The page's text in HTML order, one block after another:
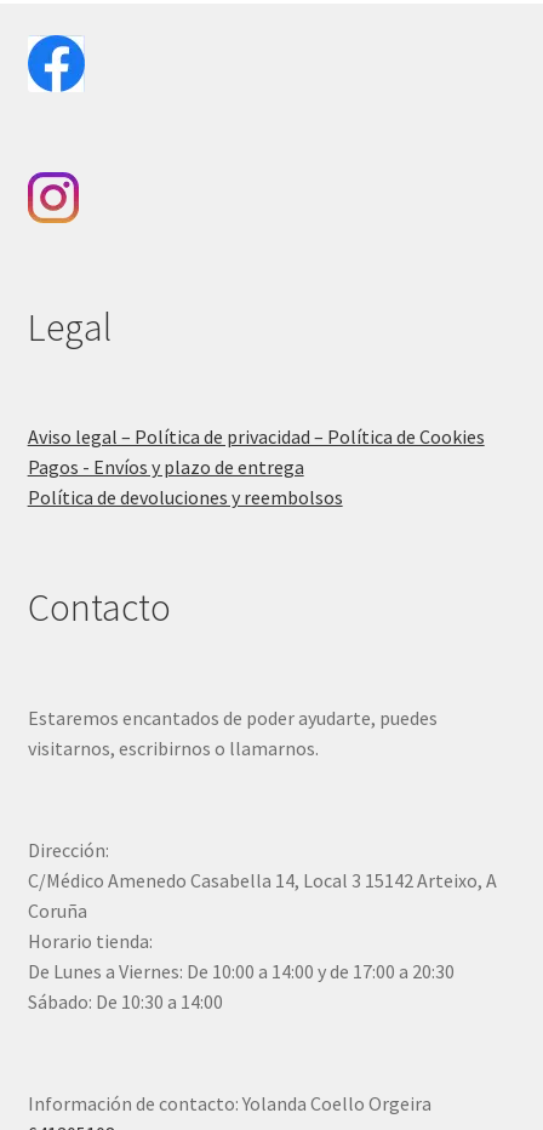
Legal
Aviso legal – Política de privacidad – Política de Cookies
Pagos - Envíos y plazo de entrega
Política de devoluciones y reembolsos
Contacto
Estaremos encantados de poder ayudarte, puedes
visitarnos, escribirnos o llamarnos.
Dirección:
C/Médico Amenedo Casabella 14, Local 3 15142 Arteixo, A
Coruña
Horario tienda:
De Lunes a Viernes: De 10:00 a 14:00 y de 17:00 a 20:30
Sábado: De 10:30 a 14:00
Información de contacto: Yolanda Coello Orgeira